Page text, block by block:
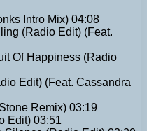
Intro Mix) 04:08
(Radio Edit) (Feat.
Of Happiness (Radio
Edit) (Feat. Cassandra
Remix) 03:19
Edit) 03:51